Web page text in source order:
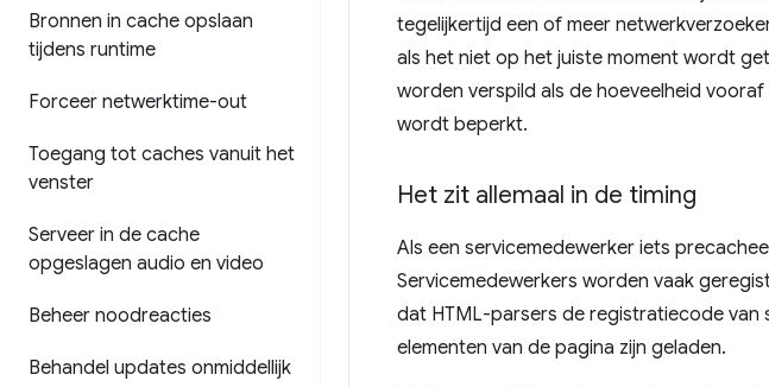
Bronnen in cache opslaan
tijdens runtime
Forceer netwerktime-out
Toegang tot caches vanuit het
venster
Serveer in de cache
opgeslagen audio en video
Beheer noodreacties
Behandel updates onmiddellijk
tegelijkertijd een of meer
als het niet op het juiste moment wordt
worden verspild als de hoeveelheid
wordt beperkt.
Het zit allemaal in de timing
Als een servicemedewerker iets
Servicemedewerkers worden vaak
dat HTML-parsers de registratiecode
elementen van de pagina zijn geladen.